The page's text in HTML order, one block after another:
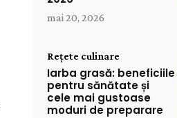
mai 20, 2026
Rețete culinare
Iarba grasă: beneficiile
pentru sănătate și
cele mai gustoase
moduri de preparare